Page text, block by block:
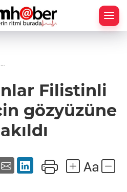
Filistinli
gözyüzüne